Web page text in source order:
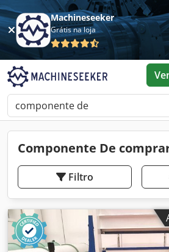
Machineseeker
Grátis na loja
Componente De
Filtro